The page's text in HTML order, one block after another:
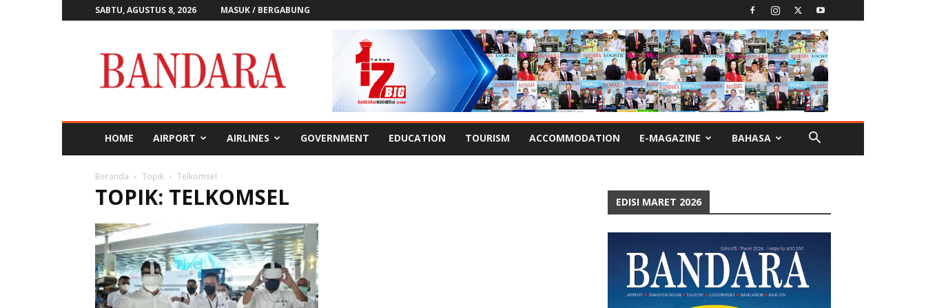
SABTU, AGUSTUS 8, 2026 MASUK / BERGABUNG
Bandara
HOME AIRPORT AIRLINES GOVERNMENT EDUCATION TOURISM ACCOMMODATION E-MAGAZINE BAHASA
Beranda Topik Telkomsel
TOPIK: TELKOMSEL EDISI MARET 2026